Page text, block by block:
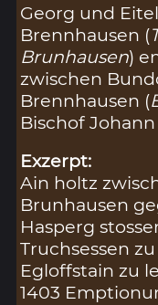
Georg und
Brennhausen (
Brunhausen)
zwischen
Brennhausen (
Bischof
Exzerpt:
Ain holtz
Brunhausen
Hasperg
Truchsessen
Egloffstain zu
1403